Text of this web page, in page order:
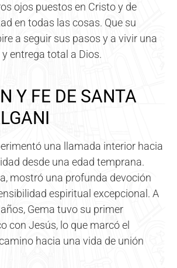
ojos puestos en Cristo y de
en todas las cosas. Que su
a seguir sus pasos y a vivir una
entrega total a Dios.
Y FE DE SANTA
una llamada interior hacia
desde una edad temprana.
mostró una profunda devoción
espiritual excepcional. A
Gema tuvo su primer
con Jesús, lo que marcó el
hacia una vida de unión